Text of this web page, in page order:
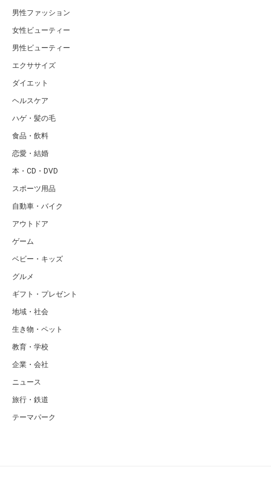
男性ファッション
女性ビューティー
男性ビューティー
エクササイズ
ダイエット
ヘルスケア
ハゲ・髪の毛
食品・飲料
恋愛・結婚
本・CD・DVD
スポーツ用品
自動車・バイク
アウトドア
ゲーム
ベビー・キッズ
グルメ
ギフト・プレゼント
地域・社会
生き物・ペット
教育・学校
企業・会社
ニュース
旅行・鉄道
テーマパーク